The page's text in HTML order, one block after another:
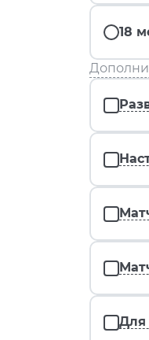
18
Для